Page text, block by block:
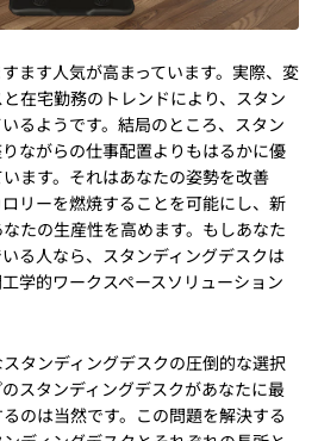
ます人気が高まっています。実際、変
在宅勤務のトレンドにより、スタン
るようです。結局のところ、スタン
ながらの仕事配置よりもはるかに優
ます。それはあなたの姿勢を改善
リーを燃焼することを可能にし、新
たの生産性を高めます。もしあなた
る人なら、スタンディングデスクは
学的ワークスペースソリューション
タンディングデスクの圧倒的な選択
スタンディングデスクがあなたに最
のは当然です。この問題を解決する